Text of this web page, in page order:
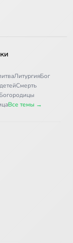
ЛитургияБог
Смерть
Все темы →